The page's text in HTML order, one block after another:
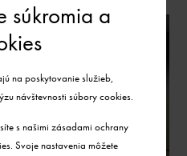
súkromia a
na poskytovanie služieb,
návštevnosti súbory cookies.
s našimi zásadami ochrany
Svoje nastavenia môžete